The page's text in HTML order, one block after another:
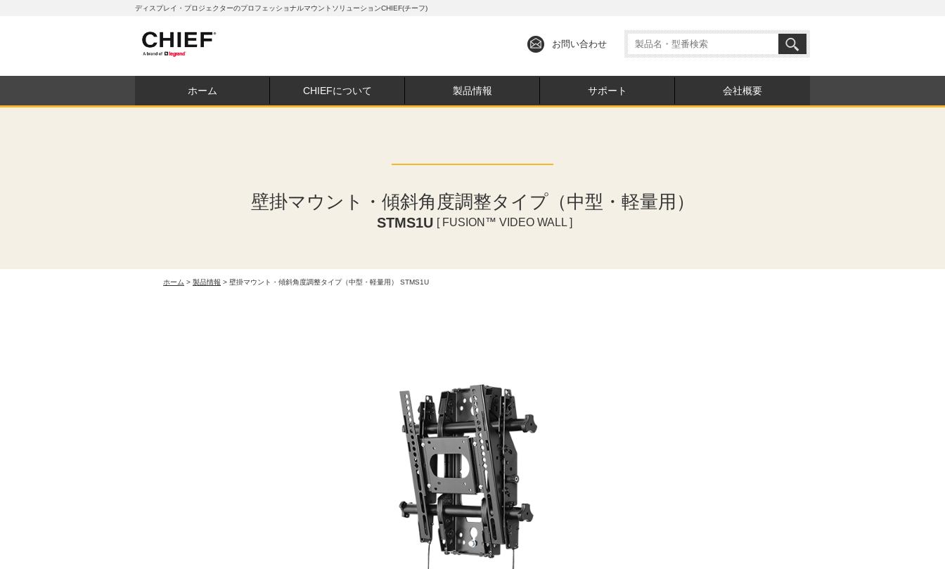
ディスプレイ・プロジェクターのプロフェッショナルマウントソリューションCHIEF(チーフ)
お問い合わせ
ホーム CHIEFについて 製品情報 サポート 会社概要
壁掛マウント・傾斜角度調整タイプ（中型・軽量用）
STMS1U [ FUSION™ VIDEO WALL ]
ホーム > 製品情報 > 壁掛マウント・傾斜角度調整タイプ（中型・軽量用） STMS1U